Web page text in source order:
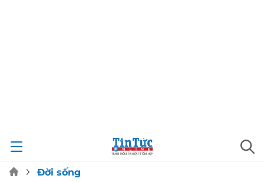
Đời sống